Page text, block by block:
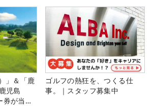
」＆「鹿
児島
が当た
ゴルフの熱狂を、つくる仕
事。｜スタッフ募集中